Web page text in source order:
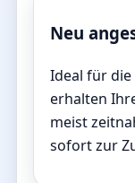
Neu
Ideal für die
erhalten
meist
sofort zur